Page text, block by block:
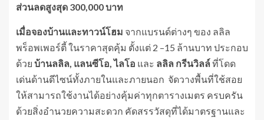
ส่วนลดสูงสุด 300,000 บาท
เมื่อจองบ้านและทาวน์โฮม จากแบรนด์ต่างๆ ของ ลลิล
พร็อพเพอร์ตี้ ในราคาสุดคุ้ม ตั้งแต่ 2 –15 ล้านบาท ประกอบ
ด้วย บ้านลลิล , แลนซีโอ, ไลโอ และ ลลิล กรีนวิลล์ที่โดด
เด่นด้านดีไซน์ทั้งภายในและภายนอก จัดวางพื้นที่ใช้สอย
ให้สามารถใช้งานได้อย่างคุ้มค่าทุกตารางเมตร ครบครัน
ด้วยสิ่งอำนวยความสะดวก คัดสรรวัสดุที่ได้มาตรฐานและ